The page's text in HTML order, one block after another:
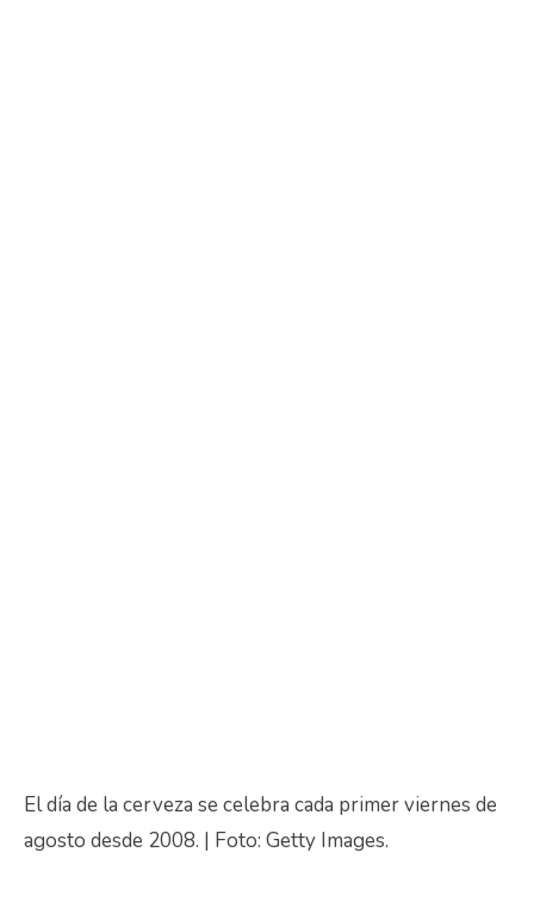
El día de la cerveza se celebra cada primer viernes de
agosto desde 2008. | Foto: Getty Images.